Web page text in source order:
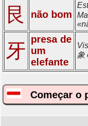
艮 não bom
牙
presa de
um
elefante
象
Começar o